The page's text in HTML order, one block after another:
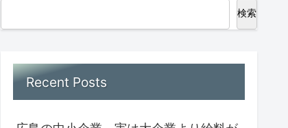
検索
Recent Posts